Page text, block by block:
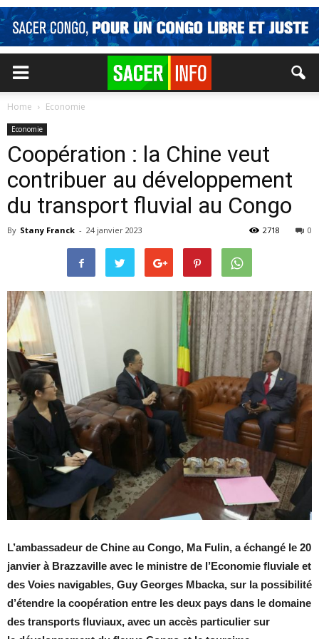
Home Economie
Economie
Coopération : la Chine veut
contribuer au développement
du transport fluvial au Congo
By Stany Franck - 24 janvier 2023 0
2718
L’ambassadeur de Chine au Congo, Ma Fulin, a échangé le 20
janvier à Brazzaville avec le ministre de l’Economie fluviale et
des Voies navigables, Guy Georges Mbacka, sur la possibilité
d’étendre la coopération entre les deux pays dans le domaine
des transports fluviaux, avec un accès particulier sur